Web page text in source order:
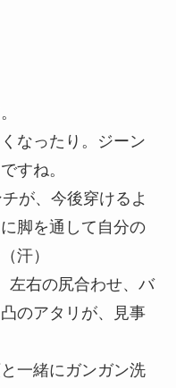
なったり。ジーン
すね。
が、今後穿けるよ
脚を通して自分の
汗）
左右の尻合わせ、バ
のアタリが、見事
一緒にガンガン洗